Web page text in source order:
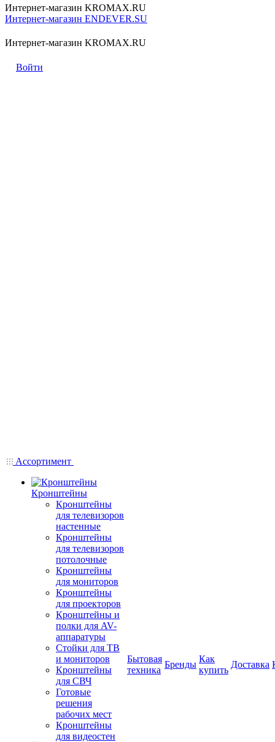
Интернет-магазин KROMAX.RU
Интернет-магазин ENDEVER.SU
Интернет-магазин KROMAX.RU
Войти
Ассортимент
Кронштейны
Кронштейны
для телевизоров
настенные
Кронштейны
для телевизоров
потолочные
Кронштейны
для мониторов
Кронштейны
для проекторов
Кронштейны и
полки для AV-
аппаратуры
Стойки для ТВ
и мониторов
Кронштейны
для СВЧ
Готовые
решения
рабочих мест
Кронштейны
для видеостен
Бытовая
техника
Бренды
Как
купить
Доставка